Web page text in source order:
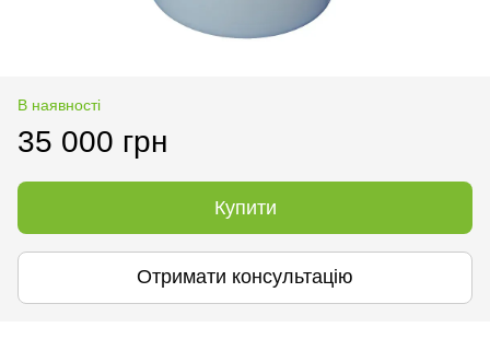
В наявності
35 000 грн
Купити
Отримати консультацію